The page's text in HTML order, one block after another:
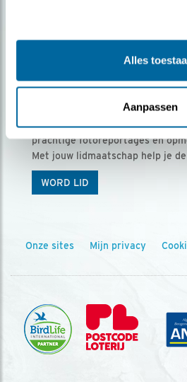
Alles
Aanpassen
Ontvang 5 x Vogels voor
Vogels is het tijdschrift voor
prachtige fotoreportages en
Met jouw lidmaatschap help je
WORD LID
Onze sites Mijn privacy